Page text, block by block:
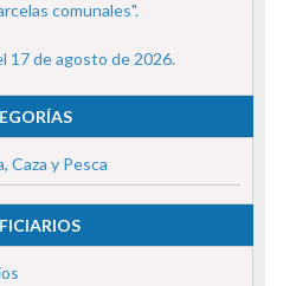
comunales".
17 de agosto de 2026.
Caza y Pesca